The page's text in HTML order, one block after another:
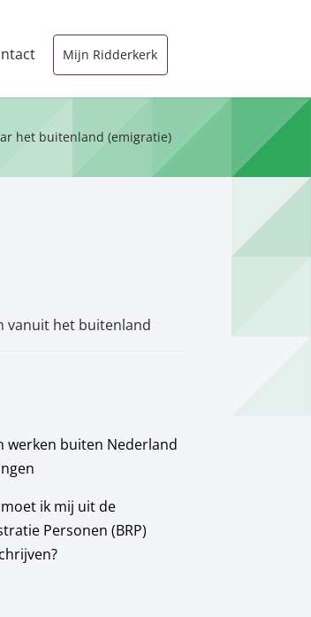
Mijn Ridderkerk
het buitenland (emigratie)
vanuit het buitenland
werken buiten Nederland
ik mij uit de
Personen (BRP)